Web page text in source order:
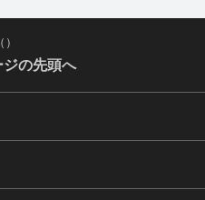
の先頭へ